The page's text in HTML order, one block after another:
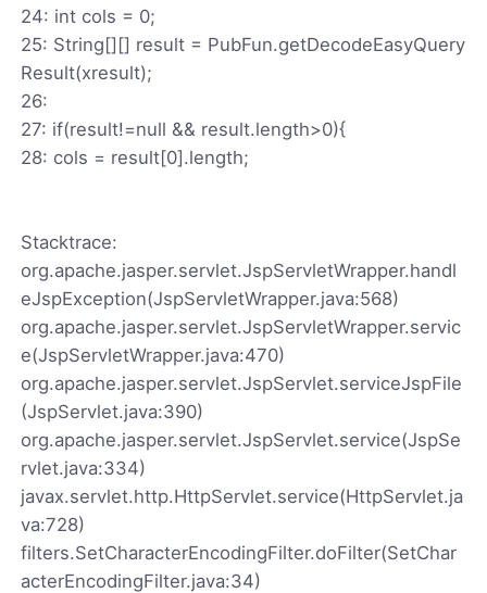
24: int cols = 0;
25: String[][] result = PubFun.getDecodeEasyQuery
Result(xresult);
26:
27: if(result!=null && result.length>0){
28: cols = result[0].length;
Stacktrace:
org.apache.jasper.servlet.JspServletWrapper.handl
eJspException(JspServletWrapper.java:568)
org.apache.jasper.servlet.JspServletWrapper.servic
e(JspServletWrapper.java:470)
org.apache.jasper.servlet.JspServlet.serviceJspFile
(JspServlet.java:390)
org.apache.jasper.servlet.JspServlet.service(JspSe
rvlet.java:334)
javax.servlet.http.HttpServlet.service(HttpServlet.ja
va:728)
filters.SetCharacterEncodingFilter.doFilter(SetChar
acterEncodingFilter.java:34)